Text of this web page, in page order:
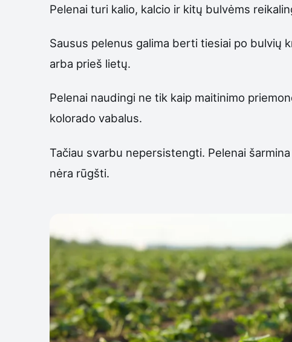
Pelenai turi kalio, kalcio ir kitų bulvėms
Sausus pelenus galima berti tiesiai po bulvių
arba prieš lietų.
Pelenai naudingi ne tik kaip maitinimo
kolorado vabalus.
Tačiau svarbu nepersistengti. Pelenai
nėra rūgšti.